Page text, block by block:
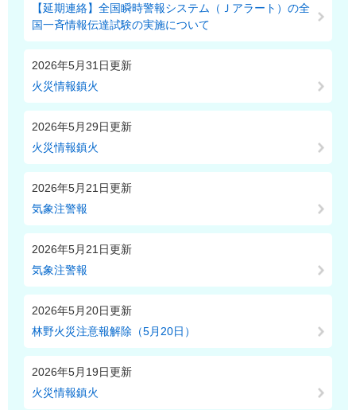
【延期連絡】全国瞬時警報システム（Ｊアラート）の全
国一斉情報伝達試験の実施について
2026年5月31日更新
火災情報鎮火
2026年5月29日更新
火災情報鎮火
2026年5月21日更新
気象注警報
2026年5月21日更新
気象注警報
2026年5月20日更新
林野火災注意報解除（5月20日）
2026年5月19日更新
火災情報鎮火